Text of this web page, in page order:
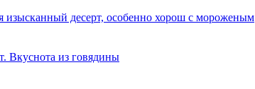
изысканный десерт, особенно хорош с мороженым
Вкуснота из говядины